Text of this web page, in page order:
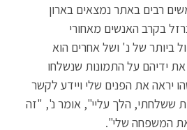
רבים באתר נמצאים בארון
בקרב האנשים מאחורי
ביותר של נ' ושל אחרים הוא
ידיהם על התמונות שנשלחו
יראה את הפנים שלי ויידע לקשר
ששלחתי, הלך עליי", אומר נ', "זה
המשפחה שלי".